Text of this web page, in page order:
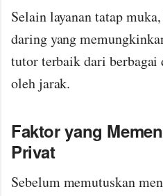
Selain layanan tatap
daring yang
tutor terbaik dari berbagai
oleh jarak.
Faktor yang
Privat
Sebelum memutuskan